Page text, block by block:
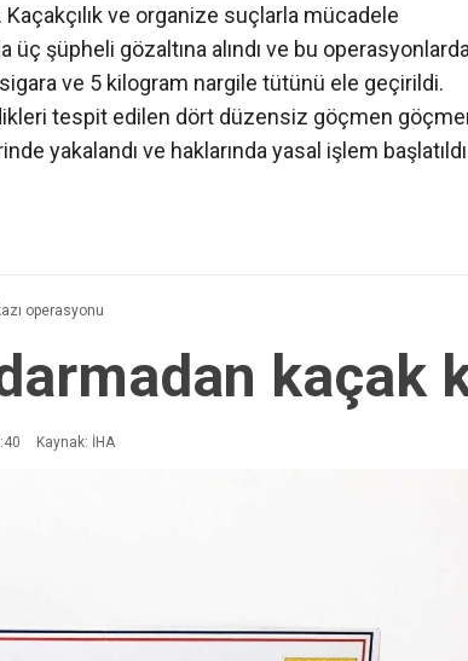
ve organize suçlarla mücadele
şüpheli gözaltına alındı ve bu
ve 5 kilogram nargile tütünü ele geçirildi.
tespit edilen dört düzensiz göçmen
yakalandı ve haklarında yasal işlem
operasyonu
kaçak
Kaynak: İHA